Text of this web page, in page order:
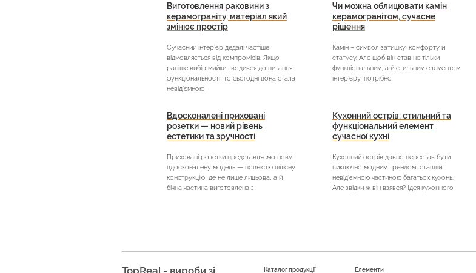
Виготовлення раковини з
керамограніту, матеріал який
змінює простір
Сучасний інтер’єр дедалі частіше
відмовляється від компромісів. Якщо
раніше вибір мийки зводився до питання
функціональності, то сьогодні вона стала
невід’ємною
Чи можна облицювати камін
керамогранітом, сучасне
рішення
Камін – символ затишку, комфорту й
статусу. Але щоб він став не тільки
функціональним, а й стильним елементом
інтер’єру, потрібно
Вдосконалені приховані
розетки — новий рівень
естетики та зручності
Приховані розетки представляємо нову
вдосконалену модель — повністю цілісну
конструкцію, де не лише лицьова, а й
бічна частина виготовлена з
Кухонний острів: стильний та
функціональний елемент
сучасної кухні
Кухонний острів давно перестав бути
виключно модним трендом, ставши
невід’ємною частиною багатьох кухонь.
Але звідки ж він взявся? Ідея кухонного
TopReal - вироби зі Каталог продукції Елементи